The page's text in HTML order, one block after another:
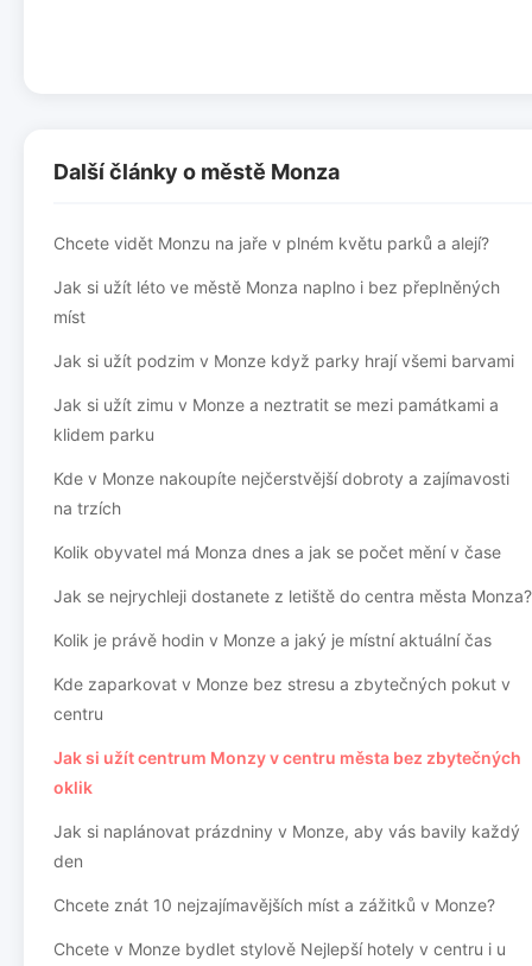
Další články o městě Monza
Chcete vidět Monzu na jaře v plném květu parků a alejí?
Jak si užít léto ve městě Monza naplno i bez přeplněných
míst
Jak si užít podzim v Monze když parky hrají všemi barvami
Jak si užít zimu v Monze a neztratit se mezi památkami a
klidem parku
Kde v Monze nakoupíte nejčerstvější dobroty a zajímavosti
na trzích
Kolik obyvatel má Monza dnes a jak se počet mění v čase
Jak se nejrychleji dostanete z letiště do centra města Monza?
Kolik je právě hodin v Monze a jaký je místní aktuální čas
Kde zaparkovat v Monze bez stresu a zbytečných pokut v
centru
Jak si užít centrum Monzy v centru města bez zbytečných
oklik
Jak si naplánovat prázdniny v Monze, aby vás bavily každý
den
Chcete znát 10 nejzajímavějších míst a zážitků v Monze?
Chcete v Monze bydlet stylově Nejlepší hotely v centru i u